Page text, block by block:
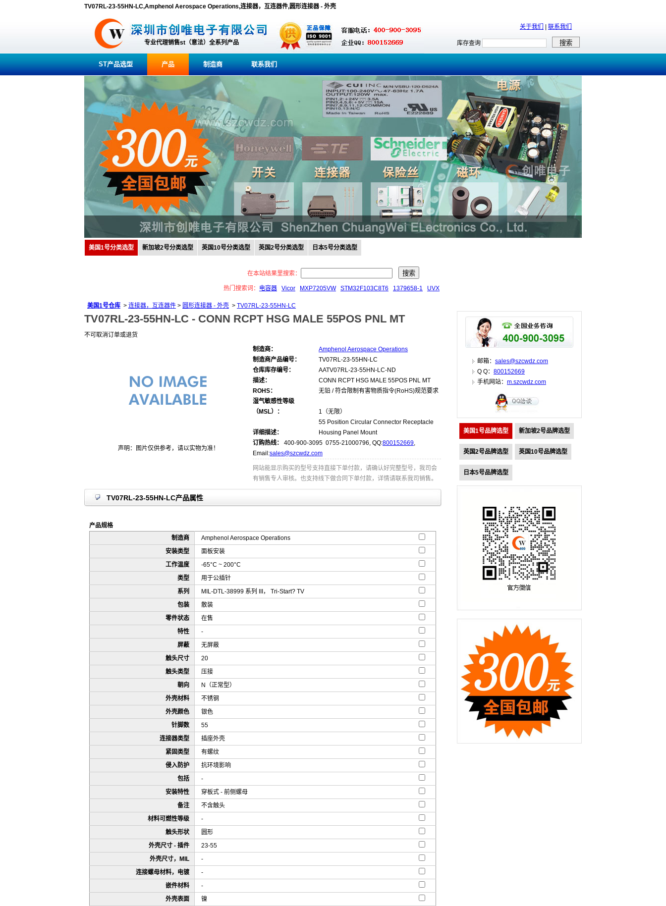
TV07RL-23-55HN-LC,Amphenol Aerospace Operations,连接器，互连器件,圆形连接器 - 外壳
专业代理销售st（意法）全系列产品
关于我们 联系我们
库存查询
ST产品选型 产品 制造商 联系我们
美国1号分类选型 新加坡2号分类选型 英国10号分类选型 英国2号分类选型 日本5号分类选型
在本站结果里搜索：
热门搜索词： 电容器 Vicor MXP7205VW STM32F103C8T6 1379658-1 UVX
美国1号仓库 > 连接器，互连器件 > 圆形连接器 - 外壳 > TV07RL-23-55HN-LC
TV07RL-23-55HN-LC - CONN RCPT HSG MALE 55POS PNL MT
不可取消订单或退货
声明：图片仅供参考，请以实物为准！
制造商：
Amphenol Aerospace Operations
制造商产品编号：
TV07RL-23-55HN-LC
仓库库存编号：
AATV07RL-23-55HN-LC-ND
描述：
CONN RCPT HSG MALE 55POS PNL MT
ROHS：
无铅 / 符合限制有害物质指令(RoHS)规范要求
湿气敏感性等级
（MSL）：
1（无限）
详细描述：
55 Position Circular Connector Receptacle
Housing Panel Mount
订购热线：
400-900-3095 0755-21000796, QQ:800152669,
Email:sales@szcwdz.com
网站能显示购买的型号支持直接下单付款，请确认好完整型号，我司会
有销售专人审核。也支持线下做合同下单付款，详情请联系我司销售。
TV07RL-23-55HN-LC产品属性
产品规格
制造商
Amphenol Aerospace Operations
安装类型
面板安装
工作温度
-65°C ~ 200°C
类型
用于公插针
系列
MIL-DTL-38999 系列 III， Tri-Start? TV
包装
散装
零件状态
在售
特性
-
屏蔽
无屏蔽
触头尺寸
20
触头类型
压接
朝向
N（正常型）
外壳材料
不锈钢
外壳颜色
银色
针脚数
55
连接器类型
插座外壳
紧固类型
有螺纹
侵入防护
抗环境影响
包括
-
安装特性
穿板式 - 前侧螺母
备注
不含触头
材料可燃性等级
-
触头形状
圆形
外壳尺寸 - 插件
23-55
外壳尺寸，MIL
-
连接螺母材料，电镀
-
嵌件材料
-
外壳表面
镍
邮箱： sales@szcwdz.com
Q Q： 800152669
手机网站： m.szcwdz.com
美国1号品牌选型 新加坡2号品牌选型
英国2号品牌选型 英国10号品牌选型
日本5号品牌选型